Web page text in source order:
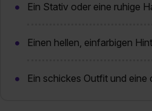
Ein Stativ oder eine ruhige
Einen hellen, einfarbigen
Ein schickes Outfit und eine